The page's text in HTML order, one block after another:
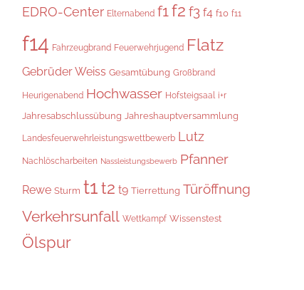
EDRO-Center Elternabend f1f2 f3 f4 f10 f11
f14 Fahrzeugbrand Feuerwehrjugend Flatz
Gebrüder Weiss Gesamtübung Großbrand
Heurigenabend Hochwasser Hofsteigsaal i+r
Jahresabschlussübung Jahreshauptversammlung
Landesfeuerwehrleistungswettbewerb Lutz
Nachlöscharbeiten Nassleistungsbewerb Pfanner
Rewe Sturm t1t2 t9 Tierrettung Türöffnung
Verkehrsunfall Wettkampf Wissenstest
Ölspur